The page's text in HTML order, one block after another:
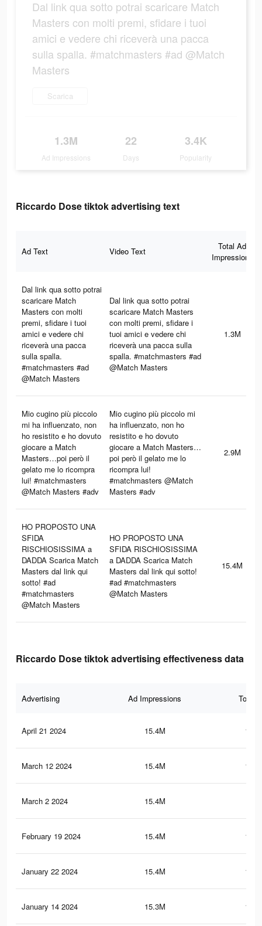
Dal link qua sotto potrai scaricare Match
Masters con molti premi, sfidare i tuoi
amici e vedere chi riceverà una pacca
sulla spalla. #matchmasters #ad @Match
Masters
Scarica
1.3M
Ad Impressions
22
Days
3.4K
Popularity
Riccardo Dose tiktok advertising text
Ad Text Video Text
Total Ad
Impressions
Dal link qua sotto potrai
scaricare Match
Masters con molti
premi, sfidare i tuoi
amici e vedere chi
riceverà una pacca
sulla spalla.
#matchmasters #ad
@Match Masters
Dal link qua sotto potrai
scaricare Match Masters
con molti premi, sfidare i
tuoi amici e vedere chi
riceverà una pacca sulla
spalla. #matchmasters #ad
@Match Masters
1.3M
Mio cugino più piccolo
mi ha influenzato, non
ho resistito e ho dovuto
giocare a Match
Masters…poi però il
gelato me lo ricompra
lui! #matchmasters
@Match Masters #adv
Mio cugino più piccolo mi
ha influenzato, non ho
resistito e ho dovuto
giocare a Match Masters…
poi però il gelato me lo
ricompra lui!
#matchmasters @Match
Masters #adv
2.9M
HO PROPOSTO UNA
SFIDA
RISCHIOSISSIMA a
DADDA Scarica Match
Masters dal link qui
sotto! #ad
#matchmasters
@Match Masters
HO PROPOSTO UNA
SFIDA RISCHIOSISSIMA
a DADDA Scarica Match
Masters dal link qui sotto!
#ad #matchmasters
@Match Masters
15.4M
Riccardo Dose tiktok advertising effectiveness data
Advertising Ad Impressions Total
April 21 2024 15.4M
March 12 2024 15.4M
March 2 2024 15.4M
February 19 2024 15.4M
January 22 2024 15.4M
January 14 2024 15.3M